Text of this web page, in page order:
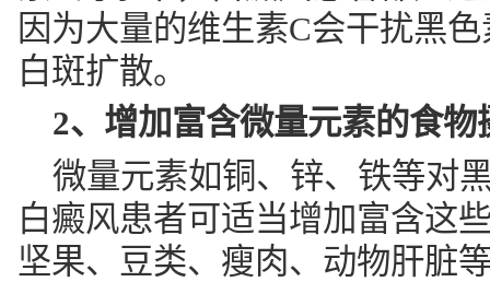
因为大量的维生素C会干扰黑
白斑扩散。
2、增加富含微量元素的食物
微量元素如铜、锌、铁等对
白癜风患者可适当增加富含这
坚果、豆类、瘦肉、动物肝脏